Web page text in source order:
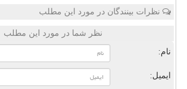
نظرات بینندگان در مورد این مطلب
نظر شما در مورد این مطلب
نام:
ایمیل: